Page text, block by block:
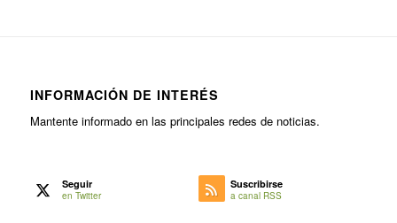
INFORMACIÓN DE INTERÉS
Mantente informado en las principales redes de noticias.
Seguir
en Twitter
Suscribirse
a canal RSS